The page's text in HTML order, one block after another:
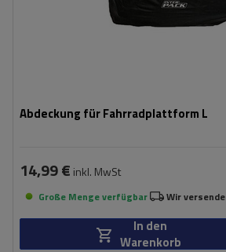
Abdeckung für Fahrradplattform L
14,99 € inkl. MwSt
Große Menge verfügbar Wir
In den
Warenkorb